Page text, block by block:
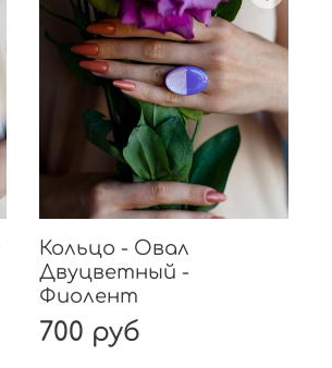
Кольцо - Овал
Двуцветный -
Фиолент
700 руб